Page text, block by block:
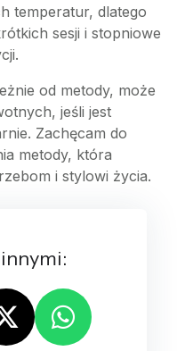
temperatur, dlatego
sesji i stopniowe
od metody, może
jeśli jest
Zachęcam do
metody, która
i stylowi życia.